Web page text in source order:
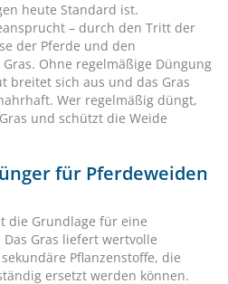
heute Standard ist.
– durch den Tritt der
der Pferde und den
Ohne regelmäßige Düngung
breitet sich aus und das Gras
Wer regelmäßig düngt,
und schützt die Weide
für Pferdeweiden
die Grundlage für eine
Gras liefert wertvolle
Pflanzenstoffe, die
ersetzt werden können.